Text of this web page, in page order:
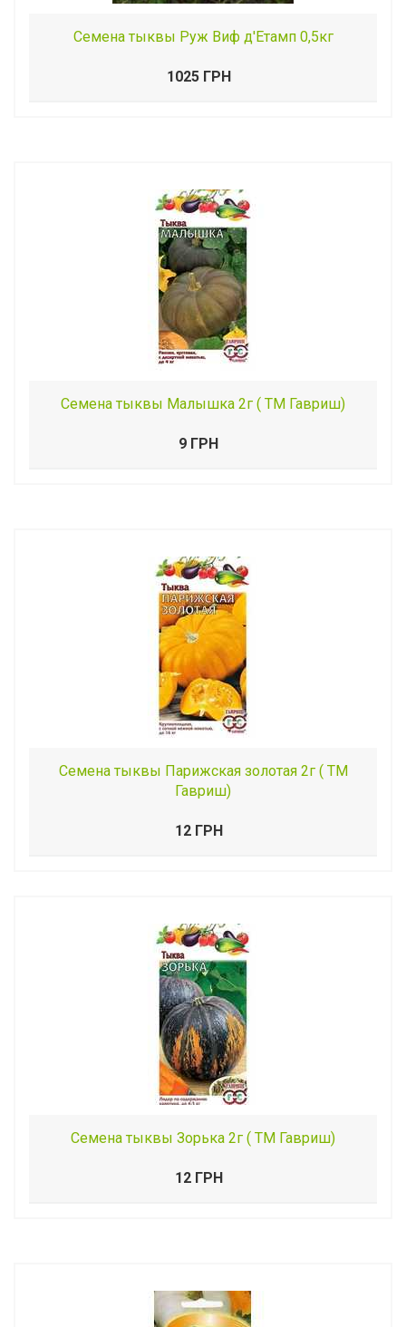
Семена тыквы Руж Виф д'Етамп 0,5кг
1025 ГРН
Семена тыквы Малышка 2г ( ТМ Гавриш)
9 ГРН
Семена тыквы Парижская золотая 2г ( ТМ
Гавриш)
12 ГРН
Семена тыквы Зорька 2г ( ТМ Гавриш)
12 ГРН